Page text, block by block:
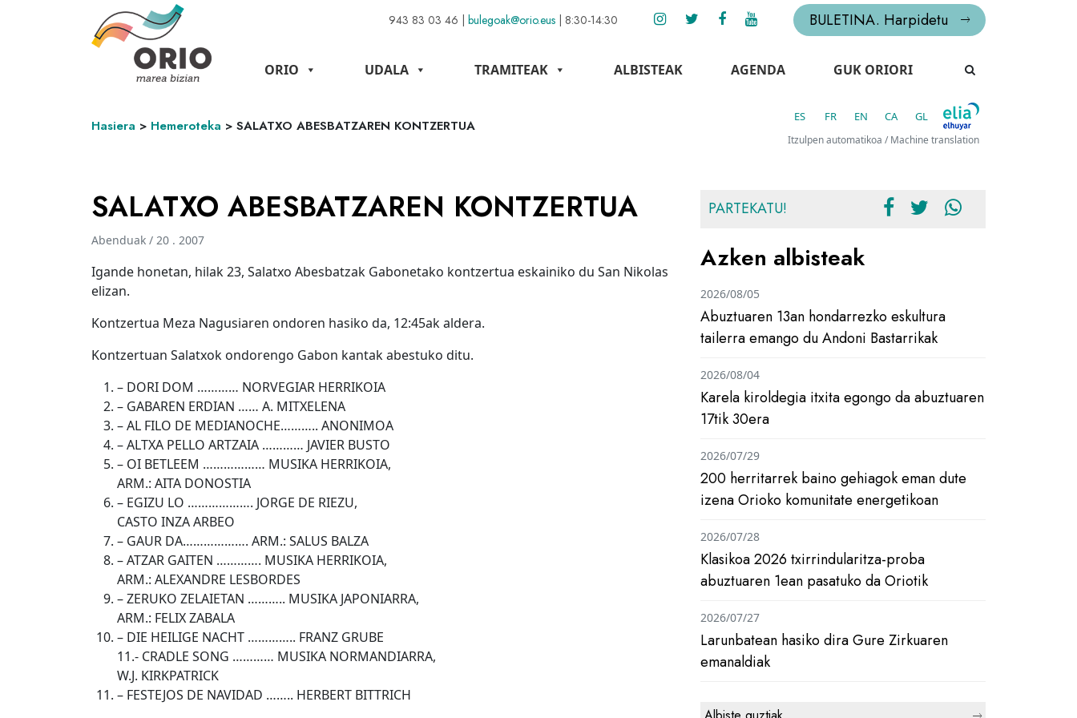
943 83 03 46 | bulegoak@orio.eus | 8:30-14:30 BULETINA. Harpidetu
ORIO UDALA TRAMITEAK ALBISTEAK AGENDA GUK ORIORI
Hasiera > Hemeroteka > SALATXO ABESBATZAREN KONTZERTUA
ES FR EN CA GL
Itzulpen automatikoa / Machine translation
SALATXO ABESBATZAREN KONTZERTUA
Abenduak / 20 . 2007
Igande honetan, hilak 23, Salatxo Abesbatzak Gabonetako kontzertua eskainiko du San Nikolas
elizan.
Kontzertua Meza Nagusiaren ondoren hasiko da, 12:45ak aldera.
Kontzertuan Salatxok ondorengo Gabon kantak abestuko ditu.
– DORI DOM ………… NORVEGIAR HERRIKOIA
– GABAREN ERDIAN …… A. MITXELENA
– AL FILO DE MEDIANOCHE……….. ANONIMOA
– ALTXA PELLO ARTZAIA ………… JAVIER BUSTO
– OI BETLEEM ……………… MUSIKA HERRIKOIA,
ARM.: AITA DONOSTIA
– EGIZU LO ………………. JORGE DE RIEZU,
CASTO INZA ARBEO
– GAUR DA………………. ARM.: SALUS BALZA
– ATZAR GAITEN …………. MUSIKA HERRIKOIA,
ARM.: ALEXANDRE LESBORDES
– ZERUKO ZELAIETAN ……….. MUSIKA JAPONIARRA,
ARM.: FELIX ZABALA
– DIE HEILIGE NACHT ………….. FRANZ GRUBE
11.- CRADLE SONG ………… MUSIKA NORMANDIARRA,
W.J. KIRKPATRICK
– FESTEJOS DE NAVIDAD …….. HERBERT BITTRICH
PARTEKATU!
Azken albisteak
Abuztuaren 13an hondarrezko eskultura
tailerra emango du Andoni Bastarrikak
2026/08/05
Karela kiroldegia itxita egongo da abuztuaren
17tik 30era
2026/08/04
200 herritarrek baino gehiagok eman dute
izena Orioko komunitate energetikoan
2026/07/29
Klasikoa 2026 txirrindularitza-proba
abuztuaren 1ean pasatuko da Oriotik
2026/07/28
Larunbatean hasiko dira Gure Zirkuaren
emanaldiak
2026/07/27